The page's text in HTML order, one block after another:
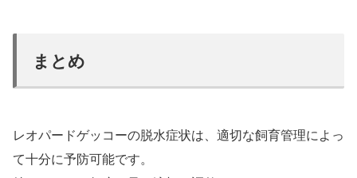
まとめ
レオパードゲッコーの脱水症状は、適切な飼育管理によっ
て十分に予防可能です。